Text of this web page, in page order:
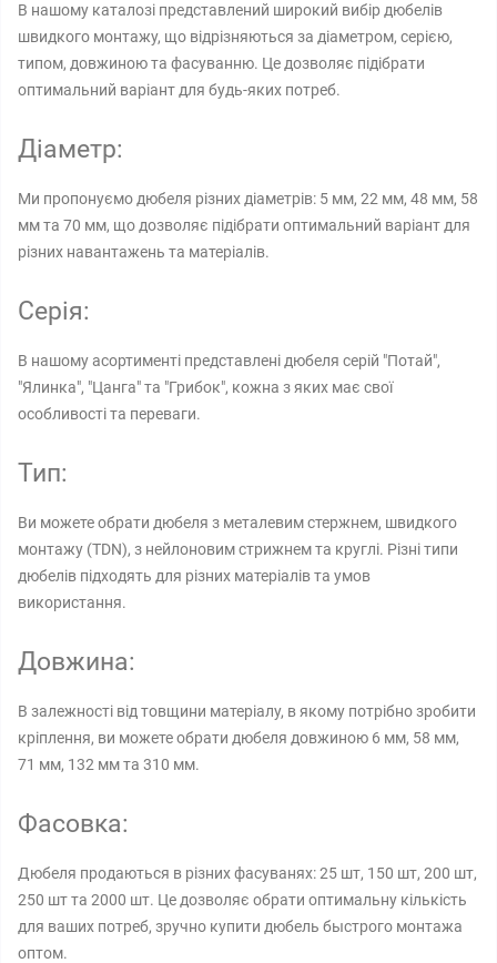
В нашому каталозі представлений широкий вибір дюбелів
швидкого монтажу, що відрізняються за діаметром, серією,
типом, довжиною та фасуванню. Це дозволяє підібрати
оптимальний варіант для будь-яких потреб.
Діаметр:
Ми пропонуємо дюбеля різних діаметрів: 5 мм, 22 мм, 48 мм, 58
мм та 70 мм, що дозволяє підібрати оптимальний варіант для
різних навантажень та матеріалів.
Серія:
В нашому асортименті представлені дюбеля серій "Потай",
"Ялинка", "Цанга" та "Грибок", кожна з яких має свої
особливості та переваги.
Тип:
Ви можете обрати дюбеля з металевим стержнем, швидкого
монтажу (TDN), з нейлоновим стрижнем та круглі. Різні типи
дюбелів підходять для різних матеріалів та умов
використання.
Довжина:
В залежності від товщини матеріалу, в якому потрібно зробити
кріплення, ви можете обрати дюбеля довжиною 6 мм, 58 мм,
71 мм, 132 мм та 310 мм.
Фасовка:
Дюбеля продаються в різних фасуванях: 25 шт, 150 шт, 200 шт,
250 шт та 2000 шт. Це дозволяє обрати оптимальну кількість
для ваших потреб, зручно купити дюбель быстрого монтажа
оптом.